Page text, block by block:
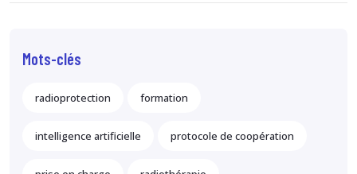
Mots-clés
radioprotection formation
intelligence artificielle protocole de coopération